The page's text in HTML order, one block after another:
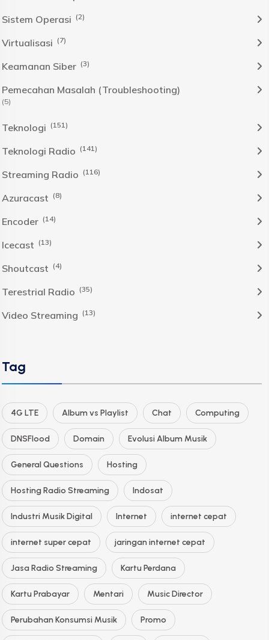
Sistem Operasi (2)
Virtualisasi (7)
Keamanan Siber (3)
Pemecahan Masalah (Troubleshooting)
(5)
Teknologi (151)
Teknologi Radio (141)
Streaming Radio (116)
Azuracast (8)
Encoder (14)
Icecast (13)
Shoutcast (4)
Terestrial Radio (35)
Video Streaming (13)
Tag
4G LTE Album vs Playlist Chat Computing
DNSFlood Domain Evolusi Album Musik
General Questions Hosting
Hosting Radio Streaming Indosat
Industri Musik Digital Internet internet cepat
internet super cepat jaringan internet cepat
Jasa Radio Streaming Kartu Perdana
Kartu Prabayar Mentari Music Director
Perubahan Konsumsi Musik Promo